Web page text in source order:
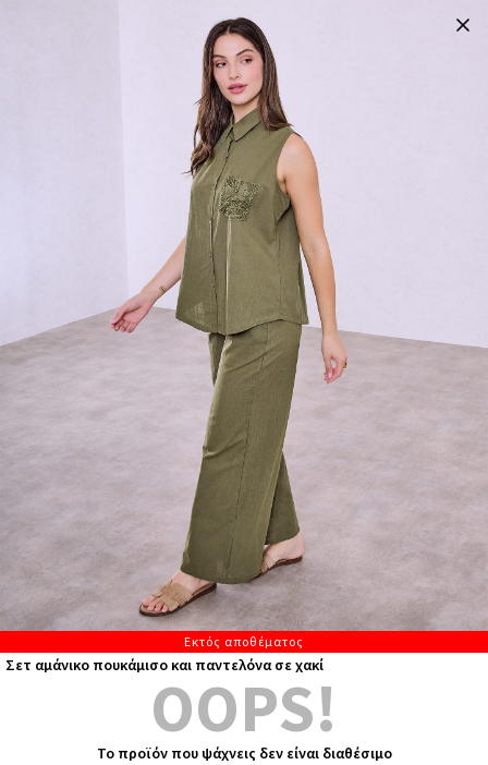
Εκτός αποθέματος
Σετ αμάνικο πουκάμισο και παντελόνα σε χακί
OOPS!
Το προϊόν που ψάχνεις δεν είναι διαθέσιμο